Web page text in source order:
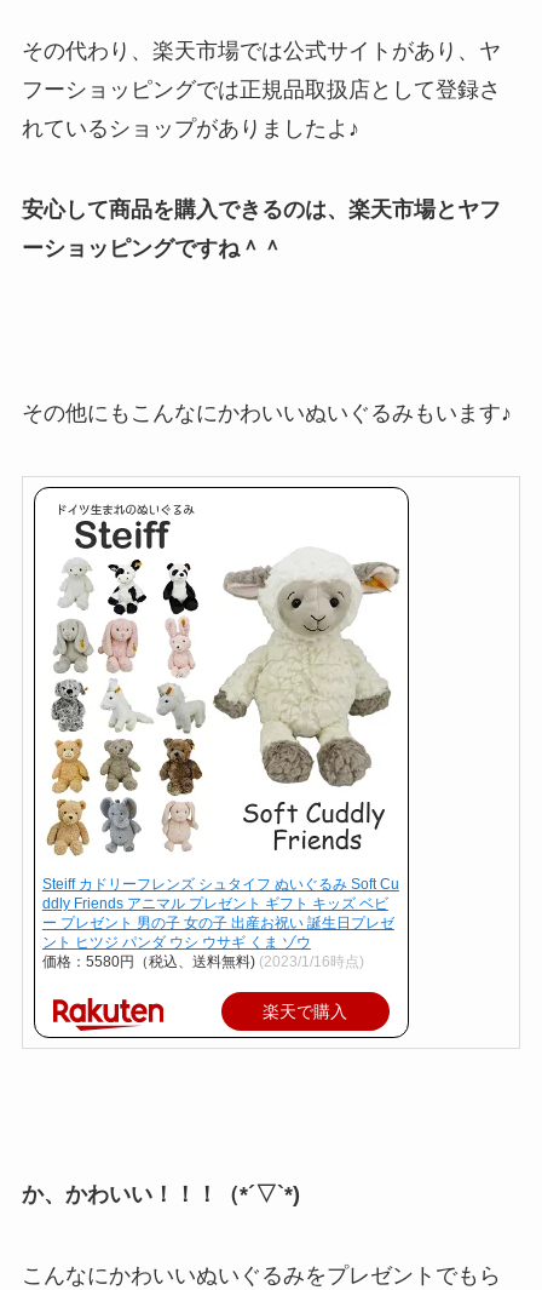
その代わり、楽天市場では公式サイトがあり、ヤ
フーショッピングでは正規品取扱店として登録さ
れているショップがありましたよ♪
安心して商品を購入できるのは、楽天市場とヤフ
ーショッピングですね＾＾
その他にもこんなにかわいいぬいぐるみもいます♪
Steiff カドリーフレンズ シュタイフ ぬいぐるみ Soft Cu
ddly Friends アニマル プレゼント ギフト キッズ ベビ
ー プレゼント 男の子 女の子 出産お祝い 誕生日プレゼ
ント ヒツジ パンダ ウシ ウサギ くま ゾウ
価格：5580円（税込、送料無料) (2023/1/16時点)
楽天で購入
か、かわいい！！！（*´▽`*)
こんなにかわいいぬいぐるみをプレゼントでもら